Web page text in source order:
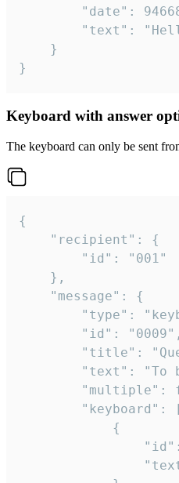
}
Keyboard with answer
The keyboard can only be sent
{